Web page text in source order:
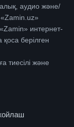
аудио және/
интернет-
берілген
тиесілі және